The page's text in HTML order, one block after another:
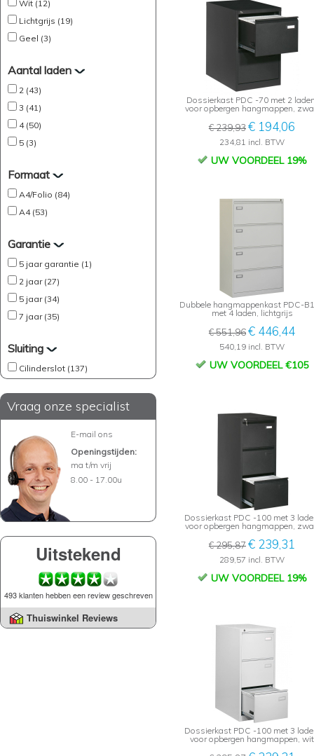
Wit (12)
Lichtgrijs (19)
Geel (3)
Aantal laden
2 (43)
3 (41)
4 (50)
5 (3)
Formaat
A4/Folio (84)
A4 (53)
Garantie
5 jaar garantie (1)
2 jaar (27)
5 jaar (34)
7 jaar (35)
Sluiting
Cilinderslot (137)
Vraag onze specialist
E-mail ons
Openingstijden:
ma t/m vrij
8.00 - 17.00u
Uitstekend
493 klanten hebben een review geschreven
Thuiswinkel Reviews
Dossierkast PDC -70 met 2
voor opbergen hangmappen,
€ 239,93€ 194,06
234,81 incl. BTW
UW VOORDEEL 19%
Dubbele hangmappenkast PDC-
met 4 laden, lichtgrijs
€ 551,96€ 446,44
540,19 incl. BTW
UW VOORDEEL €105
Dossierkast PDC -100 met 3
voor opbergen hangmappen,
€ 295,87€ 239,31
289,57 incl. BTW
UW VOORDEEL 19%
Dossierkast PDC -100 met 3
voor opbergen hangmappen, wit